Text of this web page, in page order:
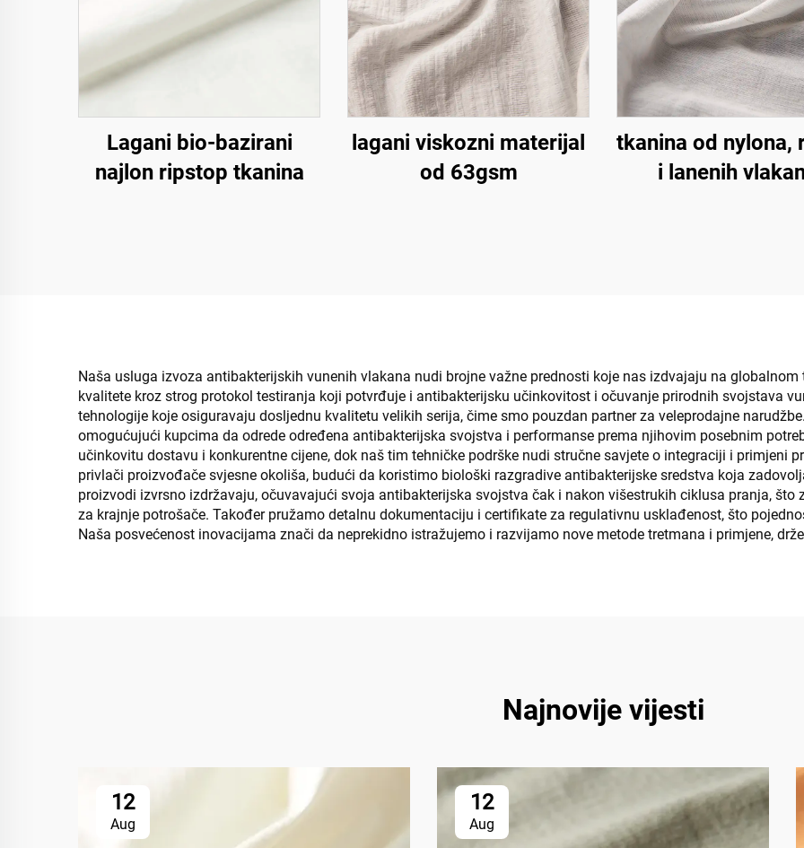
Lagani bio-bazirani
najlon ripstop tkanina
lagani viskozni materijal
od 63gsm
tkanina od nylona,
i lanenih
Naša usluga izvoza antibakterijskih vunenih vlakana nudi brojne važne prednosti koje nas izdvajaju na
kvalitete kroz strog protokol testiranja koji potvrđuje i antibakterijsku učinkovitost i očuvanje prirodnih svojstava
tehnologije koje osiguravaju dosljednu kvalitetu velikih serija, čime smo pouzdan partner za veleprodajne
omogućujući kupcima da odrede određena antibakterijska svojstva i performanse prema njihovim posebnim
učinkovitu dostavu i konkurentne cijene, dok naš tim tehničke podrške nudi stručne savjete o integraciji i primjeni
privlači proizvođače svjesne okoliša, budući da koristimo biološki razgradive antibakterijske sredstva koja
proizvodi izvrsno izdržavaju, očuvavajući svoja antibakterijska svojstva čak i nakon višestrukih ciklusa pranja,
za krajnje potrošače. Također pružamo detalnu dokumentaciju i certifikate za regulativnu usklađenost, što
Naša posvećenost inovacijama znači da neprekidno istražujemo i razvijamo nove metode tretmana i primjene,
Najnovije vijesti
12
Aug
12
Aug